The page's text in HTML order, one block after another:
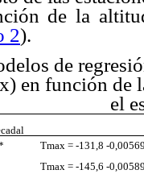
de la
2).
de
en función
el
Tmax = -131,8 -
Tmax = -145,6 -